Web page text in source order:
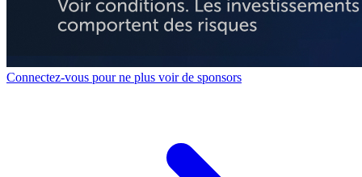
Connectez-vous pour ne plus voir de sponsors